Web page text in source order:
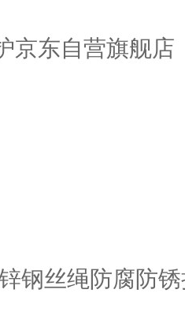
京东自营旗舰店
钢丝绳防腐防